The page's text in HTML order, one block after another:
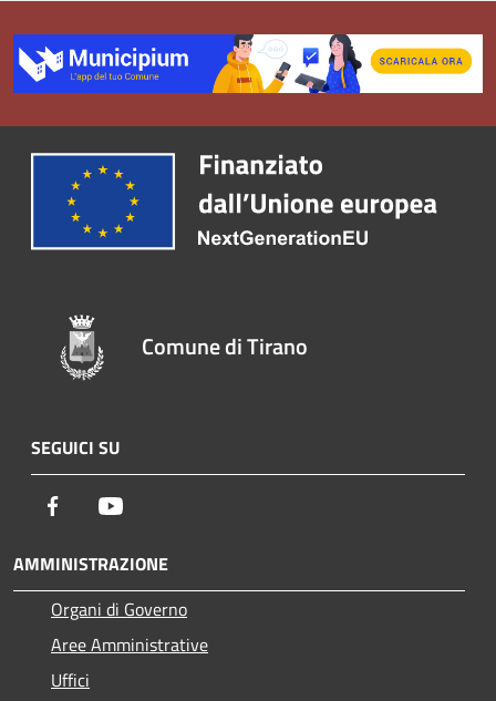
Comune di Tirano
SEGUICI SU
Facebook
AMMINISTRAZIONE
Organi di Governo
Aree Amministrative
Uffici